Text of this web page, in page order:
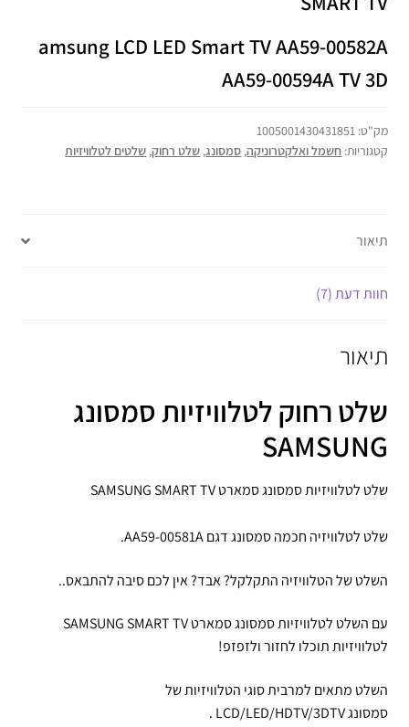
amsung LCD LED Smart TV AA59-00582A
AA59-00594A TV 3D
מק"ט: 1005001430431851
קטגוריות: חשמל ואלקטרוניקה, סמסונג, שלט רחוק, שלטים לטלוויזיות
תיאור
חוות דעת (7)
תיאור
שלט רחוק לטלוויזיות סמסונג
SAMSUNG
שלט לטלוויזיות סמסונג סמארט SAMSUNG SMART TV
שלט לטלוויזיה חכמה סמסונג דגם AA59-00581A.
השלט של הטלוויזיה התקלקל? אבד? אין לכם סיבה להתבאס..
עם השלט לטלוויזיות סמסונג סמארט SAMSUNG SMART TV
לטלוויזיות תוכלו לחזור ולזפזפ!
השלט מתאים למרבית סוגי הטלוויזיות של
סמסונג LCD/LED/HDTV/3DTV .